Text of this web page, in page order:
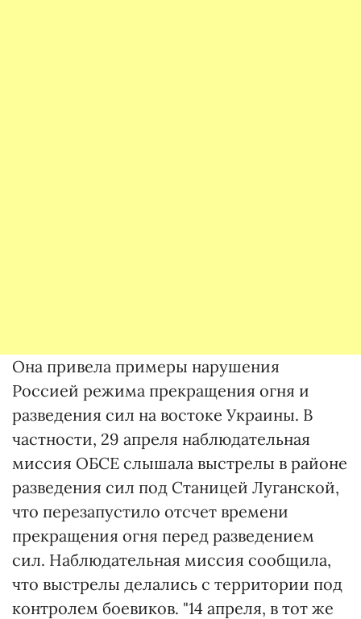
Она привела примеры нарушения
Россией режима прекращения огня и
разведения сил на востоке Украины. В
частности, 29 апреля наблюдательная
миссия ОБСЕ слышала выстрелы в районе
разведения сил под Станицей Луганской,
что перезапустило отсчет времени
прекращения огня перед разведением
сил. Наблюдательная миссия сообщила,
что выстрелы делались с территории под
контролем боевиков. "14 апреля, в тот же